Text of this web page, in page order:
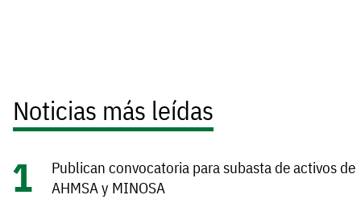
Noticias más leídas
Publican convocatoria para subasta de activos de
AHMSA y MINOSA